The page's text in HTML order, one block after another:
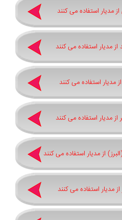
مدیار استفاده می کنند
مدیار استفاده می کنند
مدیار استفاده می کنند
مدیار استفاده می کنند
از مدیار استفاده می کنند
مدیار استفاده می کنند